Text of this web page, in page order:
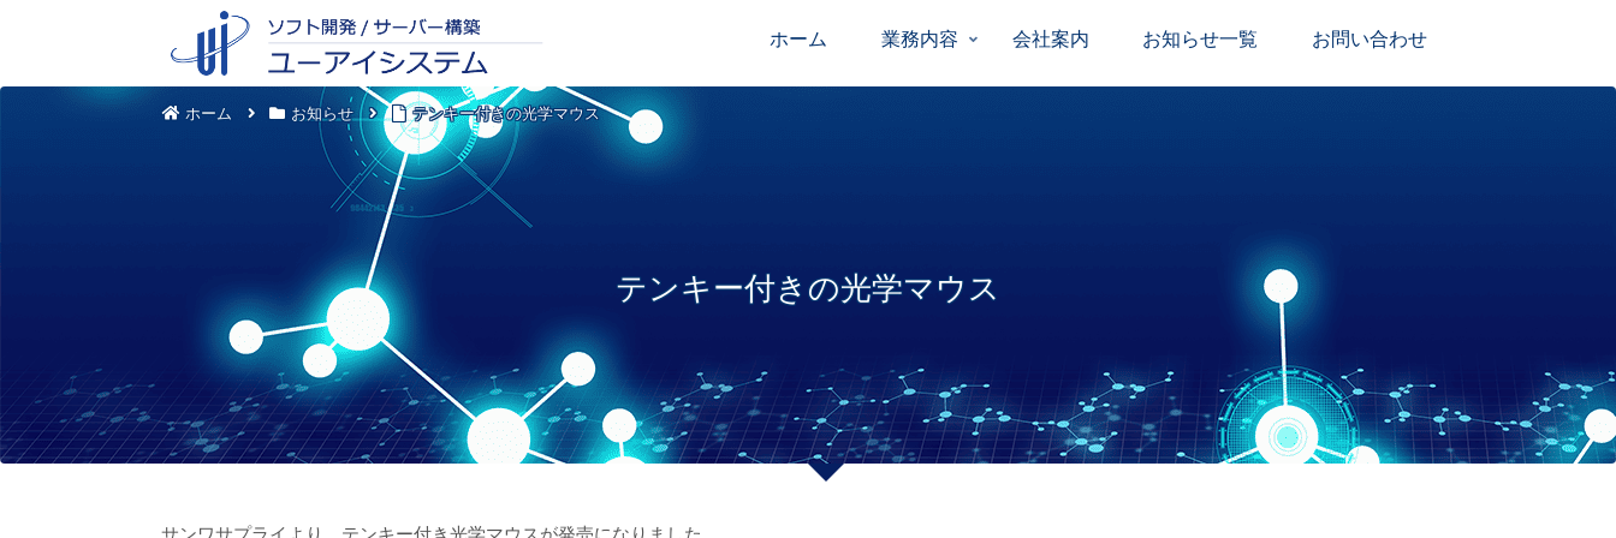
ホーム 業務内容 会社案内 お知らせ一覧 お問い合わせ
ホーム お知らせ テンキー付きの光学マウス
テンキー付きの光学マウス
サンワサプライより、テンキー付き光学マウスが発売になりました。